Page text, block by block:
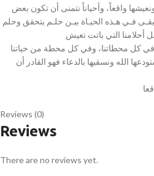
واقعاً، وأحياناً نتمنى أن تكون بعض
فـي هـذه الحيـاة بيـن حلـم يتحقق وحلم
في كل محطاتنا، وفي كل محطة من حياتنا
الله ونسقيها بالدعاء فهو القادر أن
Reviews (0)
Reviews
There are no reviews yet.